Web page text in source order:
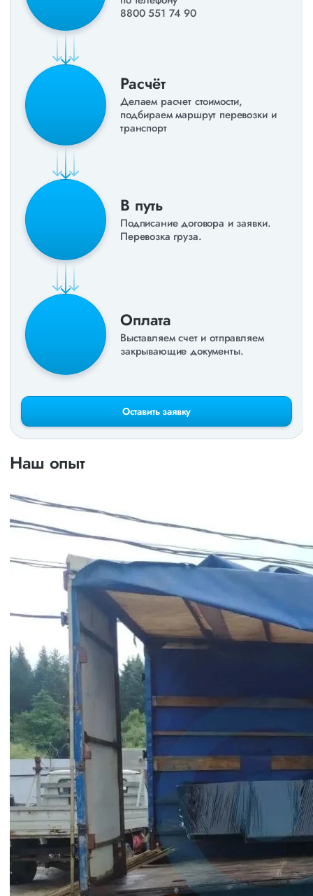
8800 551 74 90
Расчёт
Делаем расчет стоимости,
подбираем маршрут перевозки и
транспорт
В путь
Подписание договора и заявки.
Перевозка груза.
Оплата
Выставляем счет и отправляем
закрывающие документы.
Оставить заявку
Наш опыт